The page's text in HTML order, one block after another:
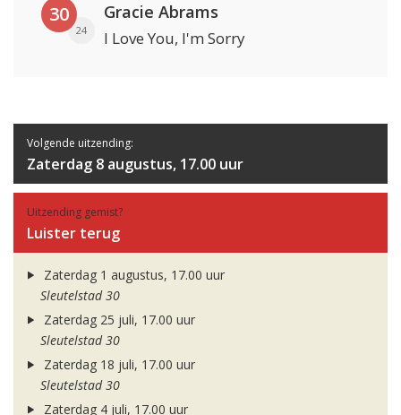
30
24
Gracie Abrams
I Love You, I'm Sorry
Volgende uitzending:
Zaterdag 8 augustus, 17.00 uur
Uitzending gemist?
Luister terug
Zaterdag 1 augustus, 17.00 uur
Sleutelstad 30
Zaterdag 25 juli, 17.00 uur
Sleutelstad 30
Zaterdag 18 juli, 17.00 uur
Sleutelstad 30
Zaterdag 4 juli, 17.00 uur